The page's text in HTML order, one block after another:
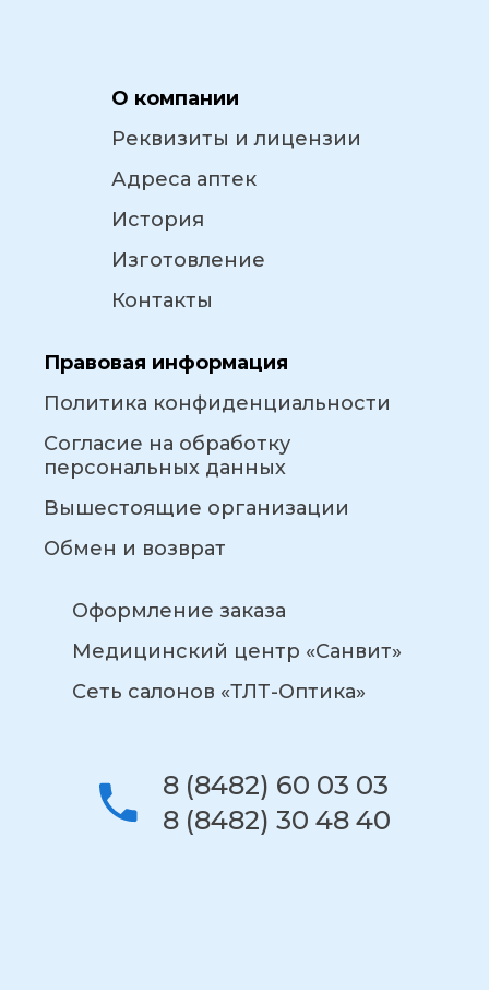
О компании
Реквизиты и лицензии
Адреса аптек
История
Изготовление
Контакты
Правовая информация
Политика конфиденциальности
Согласие на обработку
персональных данных
Вышестоящие организации
Обмен и возврат
Оформление заказа
Медицинский центр «Санвит»
Сеть салонов «ТЛТ-Оптика»
8 (8482) 60 03 03
8 (8482) 30 48 40